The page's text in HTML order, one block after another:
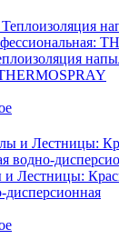
Лестницы: